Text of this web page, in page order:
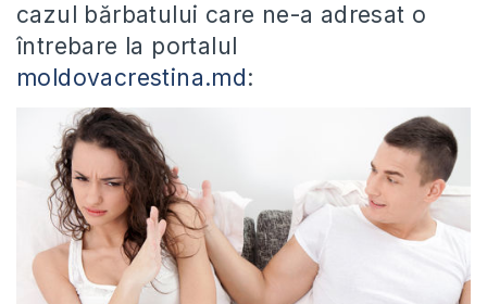
cazul bărbatului care ne-a adresat o
întrebare la portalul
moldovacrestina.md: